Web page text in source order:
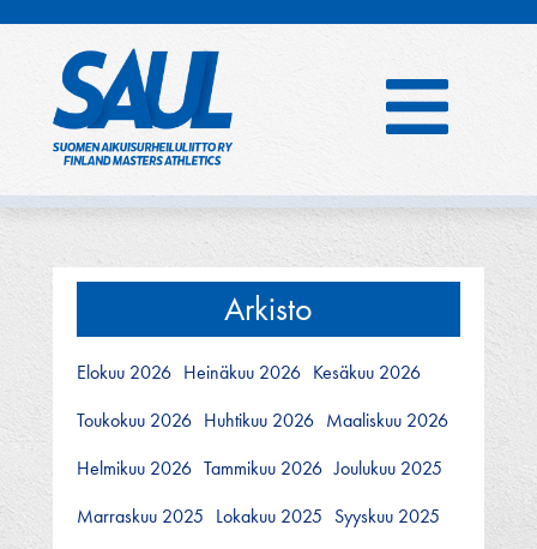
Arkisto
Elokuu 2026 Heinäkuu 2026 Kesäkuu 2026
Toukokuu 2026 Huhtikuu 2026 Maaliskuu 2026
Helmikuu 2026 Tammikuu 2026 Joulukuu 2025
Marraskuu 2025 Lokakuu 2025 Syyskuu 2025